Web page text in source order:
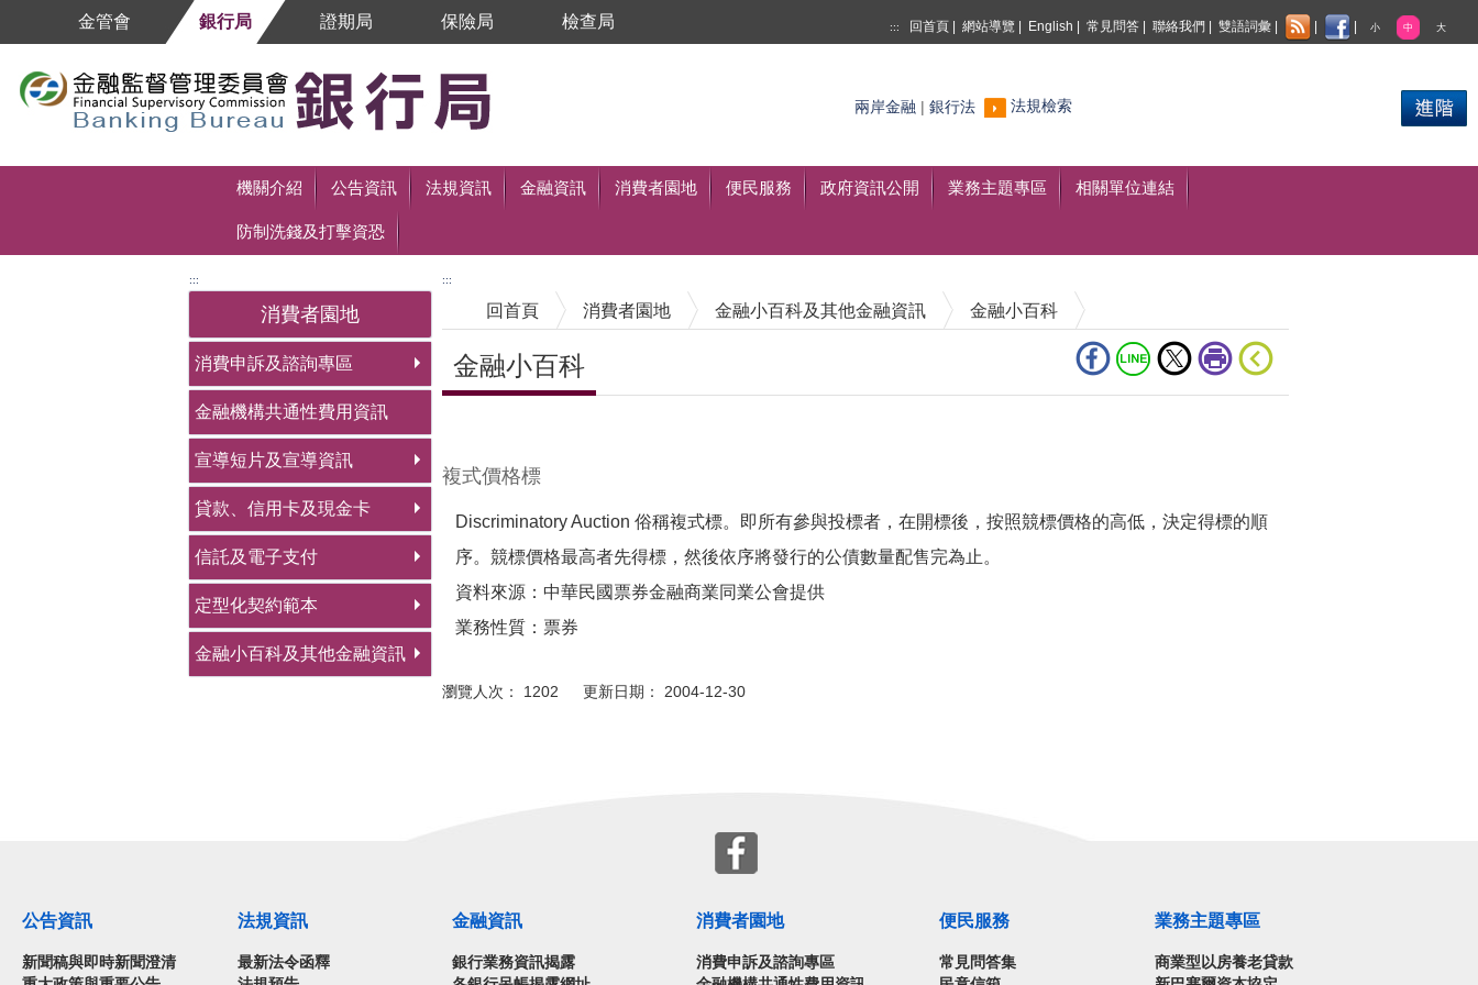
跳到主要內容區塊
金管會 銀行局 證期局 保險局 檢查局 ::: 回首頁 網站導覽 English 常見問答 聯絡我們 雙語詞彙 小 中 大
搜尋
兩岸金融 銀行法 法規檢索
機關介紹 公告資訊 法規資訊 金融資訊 消費者園地 便民服務 政府資訊公開 業務主題專區 相關單位連結
防制洗錢及打擊資恐
:::
消費者園地
消費申訴及諮詢專區
金融機構共通性費用資訊
宣導短片及宣導資訊
貸款、信用卡及現金卡
信託及電子支付
定型化契約範本
金融小百科及其他金融資訊
:::
回首頁 消費者園地 金融小百科及其他金融資訊 金融小百科
金融小百科
複式價格標
Discriminatory Auction 俗稱複式標。即所有參與投標者，在開標後，按照競標價格的高低，決定得標的順
序。競標價格最高者先得標，然後依序將發行的公債數量配售完為止。
資料來源：中華民國票券金融商業同業公會提供
業務性質：票券
瀏覽人次： 1202 更新日期： 2004-12-30
公告資訊
新聞稿與即時新聞澄清
法規資訊
最新法令函釋
金融資訊
銀行業務資訊揭露
消費者園地
消費申訴及諮詢專區
便民服務
常見問答集
業務主題專區
商業型以房養老貸款